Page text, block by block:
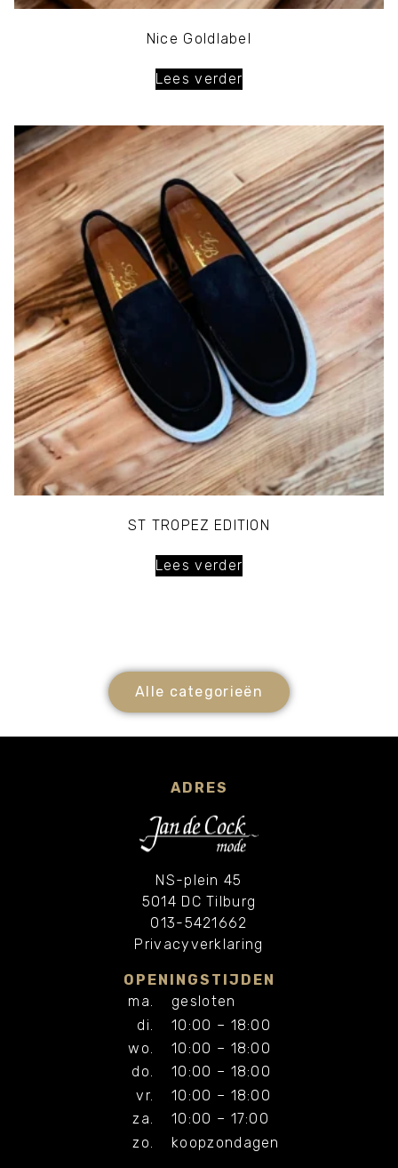
Nice Goldlabel
Lees verder
ST TROPEZ EDITION
Lees verder
Alle categorieën
ADRES
NS-plein 45
5014 DC Tilburg
013-5421662
Privacyverklaring
OPENINGSTIJDEN
ma.
di.
wo.
do.
vr.
za.
zo.
gesloten
10:00 – 18:00
10:00 – 18:00
10:00 – 18:00
10:00 – 18:00
10:00 – 17:00
koopzondagen